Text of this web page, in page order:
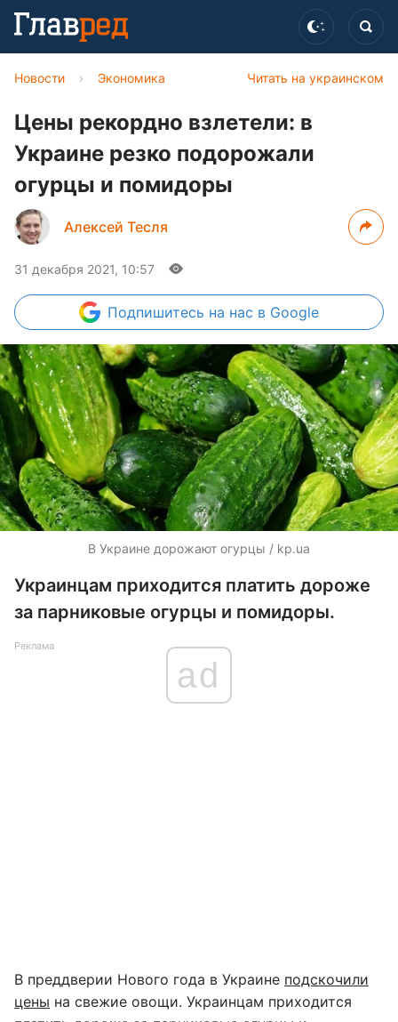
Читать на украинском
Новости › Экономика
Цены рекордно взлетели: в
Украине резко подорожали
огурцы и помидоры
Алексей Тесля
31 декабря 2021, 10:57
Подпишитесь на нас в Google
В Украине дорожают огурцы / kp.ua
Украинцам приходится платить дороже
за парниковые огурцы и помидоры.
Реклама
ad
В преддверии Нового года в Украине подскочили
цены на свежие овощи. Украинцам приходится